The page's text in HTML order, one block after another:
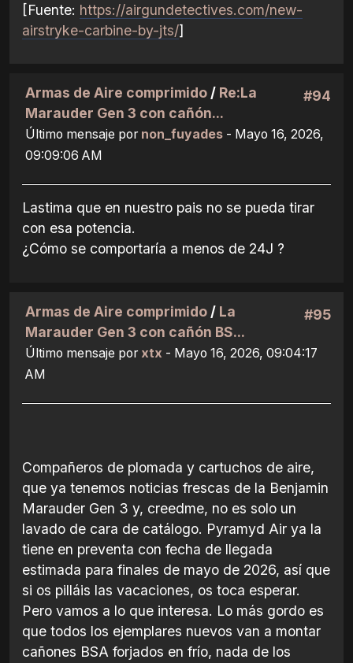
[Fuente: https://airgundetectives.com/new-
airstryke-carbine-by-jts/]
#94
Armas de Aire comprimido/ Re:La
Marauder Gen 3 con cañón...
Último mensaje por non_fuyades - Mayo 16, 2026,
09:09:06 AM
Lastima que en nuestro pais no se pueda tirar
con esa potencia.
¿Cómo se comportaría a menos de 24J ?
#95
Armas de Aire comprimido / La
Marauder Gen 3 con cañón BS...
Último mensaje por xtx - Mayo 16, 2026, 09:04:17
AM
Compañeros de plomada y cartuchos de aire,
que ya tenemos noticias frescas de la Benjamin
Marauder Gen 3 y, creedme, no es solo un
lavado de cara de catálogo. Pyramyd Air ya la
tiene en preventa con fecha de llegada
estimada para finales de mayo de 2026, así que
si os pilláis las vacaciones, os toca esperar.
Pero vamos a lo que interesa. Lo más gordo es
que todos los ejemplares nuevos van a montar
cañones BSA forjados en frío, nada de los